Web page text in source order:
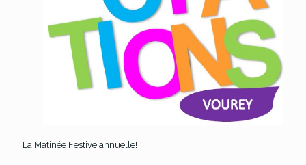
La Matinée Festive annuelle!